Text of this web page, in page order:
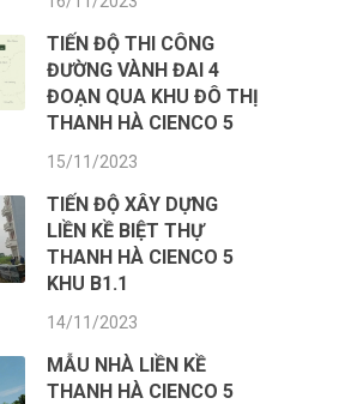
TIẾN ĐỘ THI CÔNG
ĐƯỜNG VÀNH ĐAI 4
ĐOẠN QUA KHU ĐÔ THỊ
THANH HÀ CIENCO 5
15/11/2023
TIẾN ĐỘ XÂY DỰNG
LIỀN KỀ BIỆT THỰ
THANH HÀ CIENCO 5
KHU B1.1
14/11/2023
MẪU NHÀ LIỀN KỀ
THANH HÀ CIENCO 5